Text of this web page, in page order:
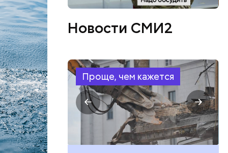
Новости СМИ2
Проще, чем кажется